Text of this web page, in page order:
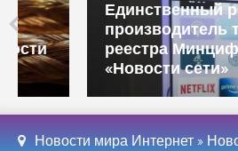
Единственный
производитель
реестра Минцифры
«Новости сети»
Новости мира Интернет »